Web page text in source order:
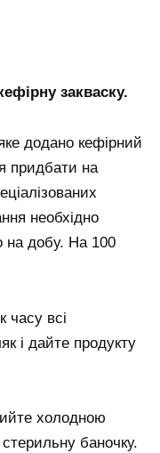
закваску.
додано кефірний
придбати на
необхідно
на добу. На 100
часу всі
і дайте продукту
холодною
баночку.